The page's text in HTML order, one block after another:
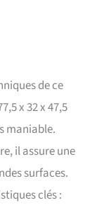
reprend
jours de
Vous
de ce
x 32 x 47,5
maniable.
il assure une
surfaces.
clés :